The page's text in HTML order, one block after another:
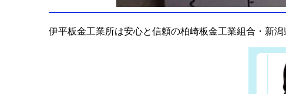
伊平板金工業所は安心と信頼の柏崎板金工業組合・新